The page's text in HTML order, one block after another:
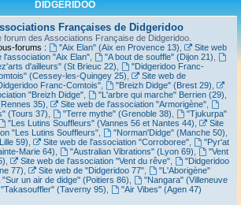
DIDGERIDOO
Françaises de Didgeridoo
forum des Associations Française de Didgeridoo.
forums :
"Aix Elan" (Aix en Provence 13)
Site web
l'association "Aix Elan"
"A bout de souffle" (Dijon 21)
d'ailleurs" (St Brieuc 22)
"Didgeridoo Franc-
(Cessey-les-Quingey 25)
Site web de
Franc-Comtois"
"Breizh Didge" (Brest 29)
"Breizh Didge"
"L'arbre qui marche" Berrien (29)
35)
Site web de l'association "Armorigène",
(Tours 37)
"Terre mythe" (Grenoble 38)
"Tjukurpa"
"Les Lutins Souffleurs" (Vannes 56 et Nantes 44)
Site
"Les Lutins Souffleurs"
"Norman'Didge" (Manche 50)
59)
Site web de l'association "Corroboree",
"Pyr'at
Marie 64)
"Australian Vibrations" (Lyon 69)
"Vent
Site web de l'association "Vent du rêve",
"Didgeridoo
77)
Site web de "Didgeridoo 77",
"L'Aborigène"
"Sur un air de didge" (Poitiers 86)
"Nangara" (Villeneuve
"Takasouffler" (Taverny 95)
"Air Vibes" (Agen 47)